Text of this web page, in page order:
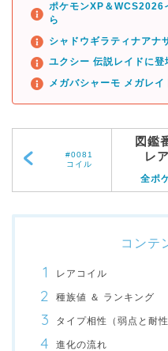
ポケモンXP＆WCS2026
ら
シャドウギラティナアナ
ユクシー 伝説レイドに登
メガバシャーモ メガレイ
#0081
コイル
図鑑
レ
全ポ
コンテ
レアコイル
種族値 ＆ ランキング
タイプ相性（弱点と耐性
進化の流れ